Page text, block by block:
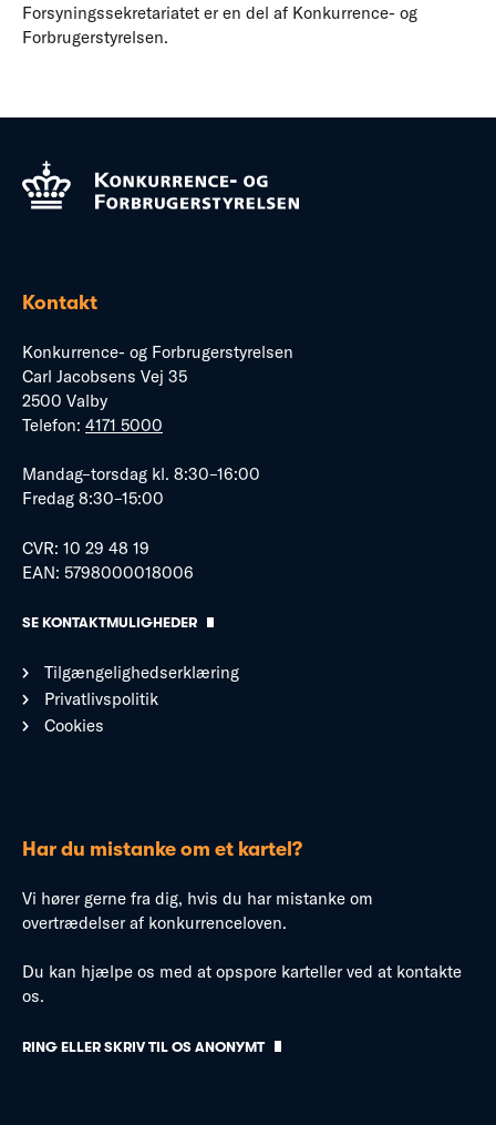
Forsyningssekretariatet er en del af Konkurrence- og
Forbrugerstyrelsen.
Kontakt
Konkurrence- og Forbrugerstyrelsen
Carl Jacobsens Vej 35
2500 Valby
Telefon: 4171 5000
Mandag–torsdag kl. 8:30–16:00
Fredag 8:30–15:00
CVR: 10 29 48 19
EAN: 5798000018006
SE KONTAKTMULIGHEDER
Tilgængelighedserklæring
Privatlivspolitik
Cookies
Har du mistanke om et kartel?
Vi hører gerne fra dig, hvis du har mistanke om
overtrædelser af konkurrenceloven.
Du kan hjælpe os med at opspore karteller ved at kontakte
os.
RING ELLER SKRIV TIL OS ANONYMT